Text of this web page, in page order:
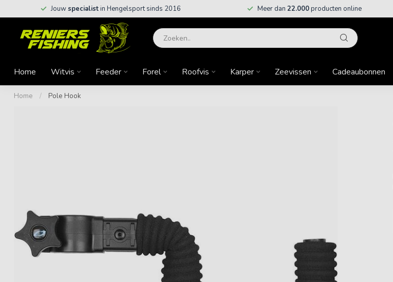
Jouwspecialistin Hengelsport sinds 2016 Meer dan 22.000producten online
Home Witvis Feeder Forel Roofvis Karper Zeevissen Cadeaubonnen
Home / Pole Hook